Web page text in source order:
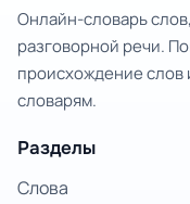
Онлайн-словарь
разговорной речи.
происхождение слов
словарям.
Разделы
Слова